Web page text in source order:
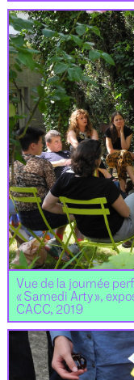
Vue de la journée
« Samedi Arty »,
CACC, 2019